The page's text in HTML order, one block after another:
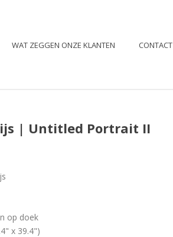
WAT ZEGGEN ONZE KLANTEN CONTACT
| Untitled Portrait II
op doek
x 39.4")